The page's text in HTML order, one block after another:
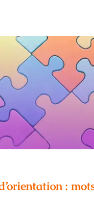
d’orientation : mots
: